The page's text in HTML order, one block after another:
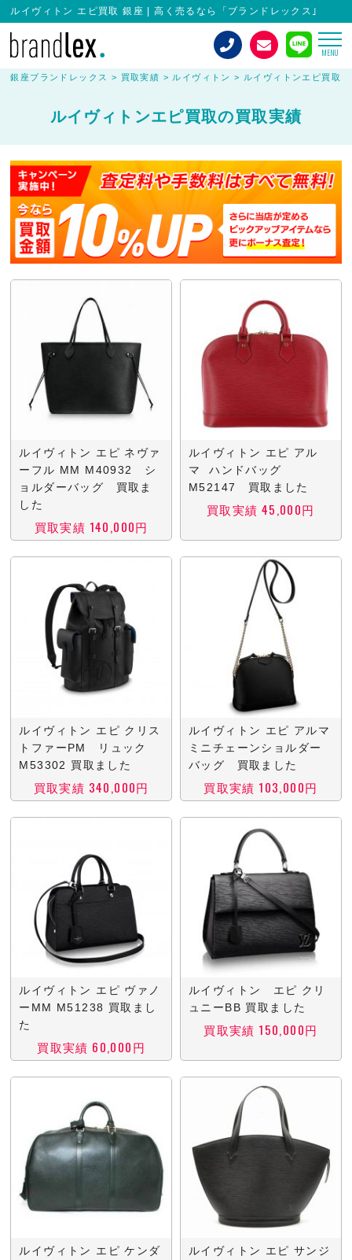
ルイヴィトン エピ買取 銀座 | 高く売るなら「ブランドレックス｣
MENU
銀座ブランドレックス > 買取実績 > ルイヴィトン > ルイヴィトンエピ買取
ルイヴィトンエピ買取の買取実績
ルイヴィトン エピ ネヴァ
ーフル MM M40932 シ
ョルダーバッグ 買取ま
した
買取実績 140,000円
ルイヴィトン エピ アル
マ ハンドバッグ
M52147 買取ました
買取実績 45,000円
ルイヴィトン エピ クリス
トファーPM リュック
M53302 買取ました
買取実績 340,000円
ルイヴィトン エピ アルマ
ミニチェーンショルダー
バッグ 買取ました
買取実績 103,000円
ルイヴィトン エピ ヴァノ
ーMM M51238 買取まし
た
買取実績 60,000円
ルイヴィトン エピ クリ
ュニーBB 買取ました
買取実績 150,000円
ルイヴィトン エピ ケンダ
ルイヴィトン エピ サンジ